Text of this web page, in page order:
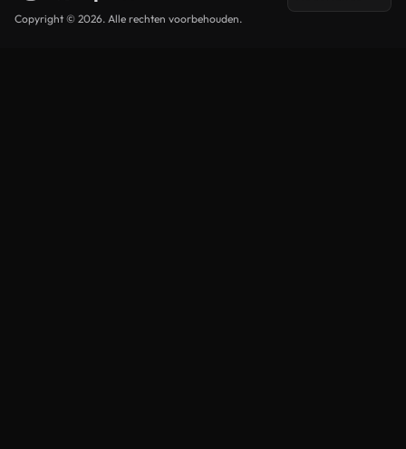
Copyright © 2026. Alle rechten voorbehouden.